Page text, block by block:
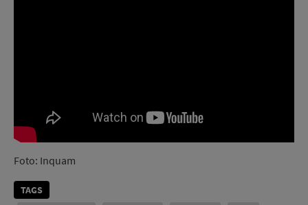
Foto: Inquam
TAGS